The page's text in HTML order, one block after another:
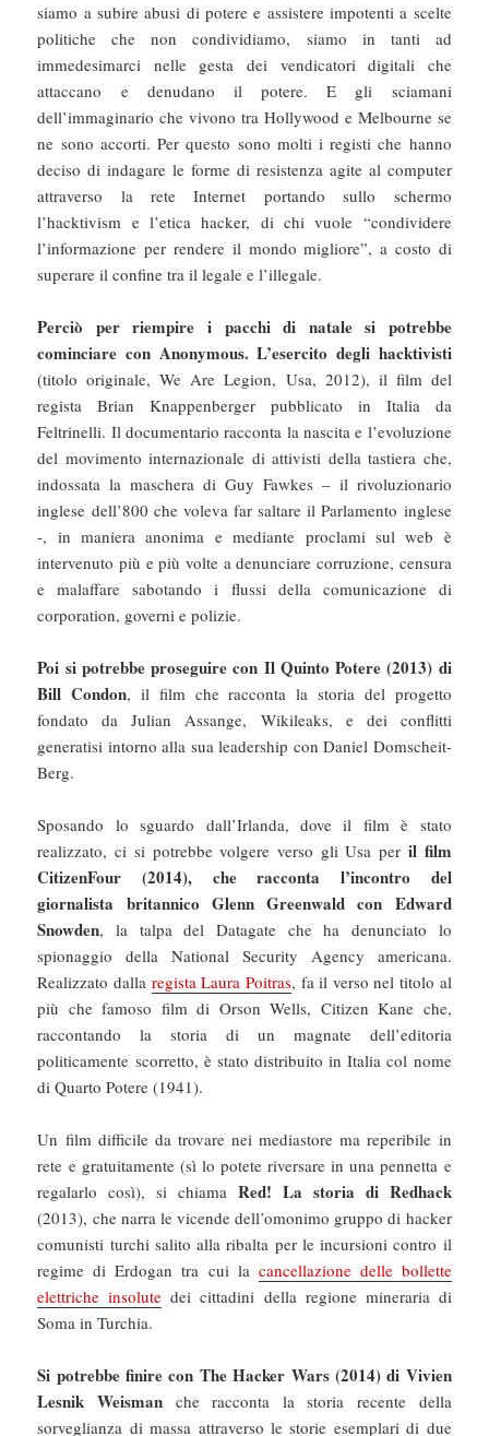
siamo a subire abusi di potere e assistere impotenti a scelte
politiche che non condividiamo, siamo in tanti ad
immedesimarci nelle gesta dei vendicatori digitali che
attaccano e denudano il potere. E gli sciamani
dell’immaginario che vivono tra Hollywood e Melbourne se
ne sono accorti. Per questo sono molti i registi che hanno
deciso di indagare le forme di resistenza agite al computer
attraverso la rete Internet portando sullo schermo
l’hacktivism e l’etica hacker, di chi vuole “condividere
l’informazione per rendere il mondo migliore”, a costo di
superare il confine tra il legale e l’illegale.
Perciò per riempire i pacchi di natale si potrebbe
cominciare con Anonymous. L’esercito degli hacktivisti
(titolo originale, We Are Legion, Usa, 2012), il film del
regista Brian Knappenberger pubblicato in Italia da
Feltrinelli. Il documentario racconta la nascita e l’evoluzione
del movimento internazionale di attivisti della tastiera che,
indossata la maschera di Guy Fawkes – il rivoluzionario
inglese dell’800 che voleva far saltare il Parlamento inglese
-, in maniera anonima e mediante proclami sul web è
intervenuto più e più volte a denunciare corruzione, censura
e malaffare sabotando i flussi della comunicazione di
corporation, governi e polizie.
Poi si potrebbe proseguire con Il Quinto Potere (2013) di
Bill Condon, il film che racconta la storia del progetto
fondato da Julian Assange, Wikileaks, e dei conflitti
generatisi intorno alla sua leadership con Daniel Domscheit-
Berg.
Sposando lo sguardo dall’Irlanda, dove il film è stato
realizzato, ci si potrebbe volgere verso gli Usa per il film
CitizenFour (2014), che racconta l’incontro del
giornalista britannico Glenn Greenwald con Edward
Snowden, la talpa del Datagate che ha denunciato lo
spionaggio della National Security Agency americana.
Realizzato dalla regista Laura Poitras, fa il verso nel titolo al
più che famoso film di Orson Wells, Citizen Kane che,
raccontando la storia di un magnate dell’editoria
politicamente scorretto, è stato distribuito in Italia col nome
di Quarto Potere (1941).
Un film difficile da trovare nei mediastore ma reperibile in
rete e gratuitamente (sì lo potete riversare in una pennetta e
regalarlo così), si chiama Red! La storia di Redhack
(2013), che narra le vicende dell’omonimo gruppo di hacker
comunisti turchi salito alla ribalta per le incursioni contro il
regime di Erdogan tra cui la cancellazione delle bollette
elettriche insolute dei cittadini della regione mineraria di
Soma in Turchia.
Si potrebbe finire con The Hacker Wars (2014) di Vivien
Lesnik Weisman che racconta la storia recente della
sorveglianza di massa attraverso le storie esemplari di due